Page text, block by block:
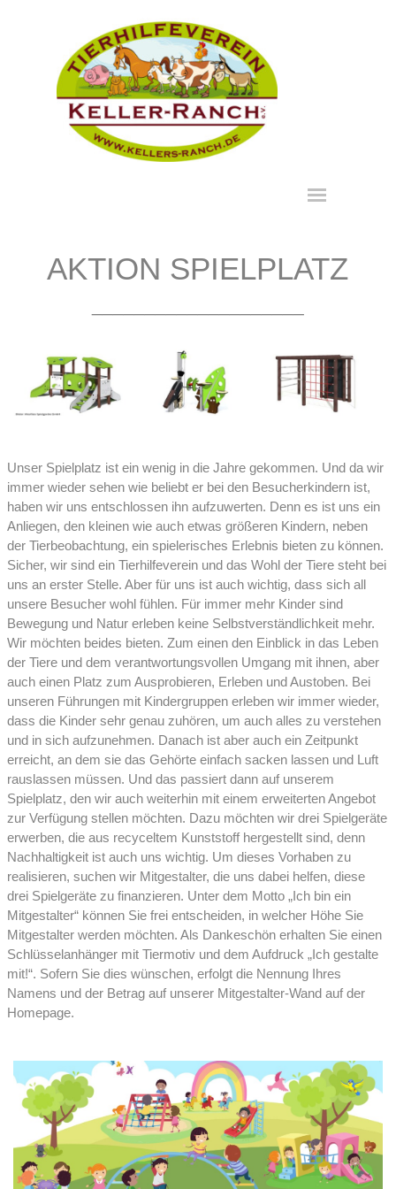
AKTION SPIELPLATZ
Unser Spielplatz ist ein wenig in die Jahre gekommen. Und da wir
immer wieder sehen wie beliebt er bei den Besucherkindern ist,
haben wir uns entschlossen ihn aufzuwerten. Denn es ist uns ein
Anliegen, den kleinen wie auch etwas größeren Kindern, neben
der Tierbeobachtung, ein spielerisches Erlebnis bieten zu können.
Sicher, wir sind ein Tierhilfeverein und das Wohl der Tiere steht bei
uns an erster Stelle. Aber für uns ist auch wichtig, dass sich all
unsere Besucher wohl fühlen. Für immer mehr Kinder sind
Bewegung und Natur erleben keine Selbstverständlichkeit mehr.
Wir möchten beides bieten. Zum einen den Einblick in das Leben
der Tiere und dem verantwortungsvollen Umgang mit ihnen, aber
auch einen Platz zum Ausprobieren, Erleben und Austoben. Bei
unseren Führungen mit Kindergruppen erleben wir immer wieder,
dass die Kinder sehr genau zuhören, um auch alles zu verstehen
und in sich aufzunehmen. Danach ist aber auch ein Zeitpunkt
erreicht, an dem sie das Gehörte einfach sacken lassen und Luft
rauslassen müssen. Und das passiert dann auf unserem
Spielplatz, den wir auch weiterhin mit einem erweiterten Angebot
zur Verfügung stellen möchten. Dazu möchten wir drei Spielgeräte
erwerben, die aus recyceltem Kunststoff hergestellt sind, denn
Nachhaltigkeit ist auch uns wichtig. Um dieses Vorhaben zu
realisieren, suchen wir Mitgestalter, die uns dabei helfen, diese
drei Spielgeräte zu finanzieren. Unter dem Motto „Ich bin ein
Mitgestalter“ können Sie frei entscheiden, in welcher Höhe Sie
Mitgestalter werden möchten. Als Dankeschön erhalten Sie einen
Schlüsselanhänger mit Tiermotiv und dem Aufdruck „Ich gestalte
mit!“. Sofern Sie dies wünschen, erfolgt die Nennung Ihres
Namens und der Betrag auf unserer Mitgestalter-Wand auf der
Homepage.